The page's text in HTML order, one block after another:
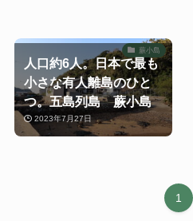
蕨小島
人口約6人。日本で最も
小さな有人離島のひと
つ。五島列島 蕨小島
2023年7月27日
1